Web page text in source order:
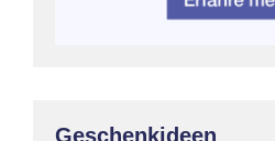
Geschenkideen